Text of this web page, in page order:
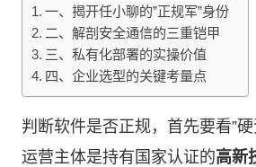
一、揭开任小聊的”正规军”身份
二、解剖安全通信的三重铠甲
三、私有化部署的实操价值
四、企业选型的关键考量点
判断软件是否正规，首先要看”
运营主体是持有国家认证的高新